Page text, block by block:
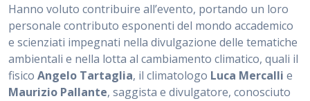
Hanno voluto contribuire all’evento, portando un loro
personale contributo esponenti del mondo accademico
e scienziati impegnati nella divulgazione delle tematiche
ambientali e nella lotta al cambiamento climatico, quali il
fisico Angelo Tartaglia, il climatologo Luca Mercalli e
Maurizio Pallante, saggista e divulgatore, conosciuto